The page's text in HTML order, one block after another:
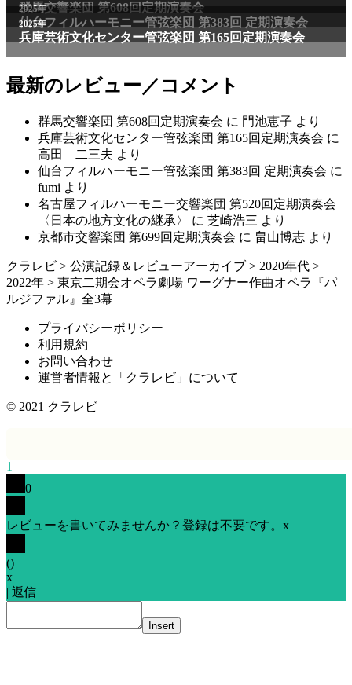
群馬交響楽団 第608回定期演奏会
2025年
仙台フィルハーモニー管弦楽団 第383回 定期演奏会
2025年
兵庫芸術文化センター管弦楽団 第165回定期演奏会
最新のレビュー／コメント
群馬交響楽団 第608回定期演奏会 に 門池恵子 より
兵庫芸術文化センター管弦楽団 第165回定期演奏会 に
高田 二三夫 より
仙台フィルハーモニー管弦楽団 第383回 定期演奏会 に
fumi より
名古屋フィルハーモニー交響楽団 第520回定期演奏会
〈日本の地方文化の継承〉
に 芝崎浩三 より
京都市交響楽団 第699回定期演奏会 に 畠山博志 より
クラレビ > 公演記録＆レビューアーカイブ > 2020年代 >
2022年 > 東京二期会オペラ劇場 ワーグナー作曲オペラ『パ
ルジファル』全3幕
プライバシーポリシー
利用規約
お問い合わせ
運営者情報と「クラレビ」について
© 2021 クラレビ
1
0
レビューを書いてみませんか？登録は不要です。 x
()
x
| 返信
Insert